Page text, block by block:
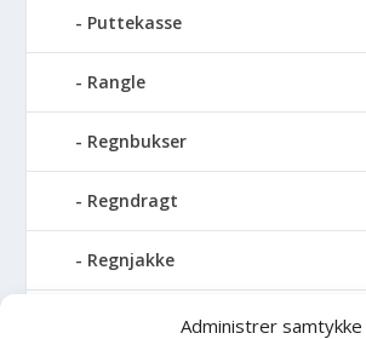
Administrer samtykke
Puttekasse
Rangle
Regnbukser
Regndragt
Regnjakke